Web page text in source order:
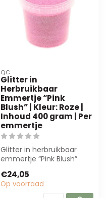
QC
Glitter in
Herbruikbaar
Emmertje “Pink
Blush” | Kleur: Roze |
Inhoud 400 gram | Per
emmertje
Glitter in herbruikbaar
emmertje “Pink Blush”
luxe roze...
€24,05
Op voorraad